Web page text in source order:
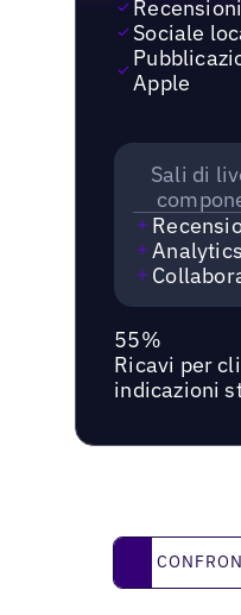
Recensioni
Sociale
Apple
Sali di
55%
Ricavi per
indicazioni
Confronta